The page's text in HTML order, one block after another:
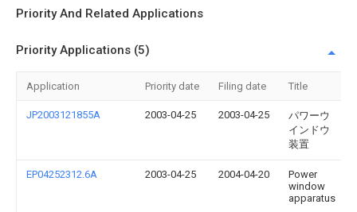
Priority And Related Applications
Priority Applications (5)
Application Priority date Filing date Title
JP2003121855A 2003-04-25 2003-04-25
パワーウ
インドウ
装置
EP04252312.6A 2003-04-25 2004-04-20
Power
window
apparatus